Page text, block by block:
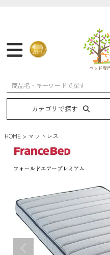
マットレス フレーム
カテゴリで探す
HOME マットレス